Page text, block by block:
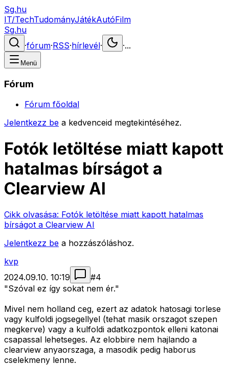
Sg.hu
IT/TechTudományJátékAutóFilm
Sg.hu
·fórum·RSS·hírlevél· ·...
Menü
Fórum
Fórum főoldal
Jelentkezz be a kedvenceid megtekintéséhez.
Fotók letöltése miatt kapott
hatalmas bírságot a
Clearview AI
Cikk olvasása: Fotók letöltése miatt kapott hatalmas
bírságot a Clearview AI
Jelentkezz be a hozzászóláshoz.
kvp
2024.09.10. 10:19
#4
"Szóval ez így sokat nem ér."
Mivel nem holland ceg, ezert az adatok hatosagi torlese
vagy kulfoldi jogsegellyel (tehat masik orszagot szepen
megkerve) vagy a kulfoldi adatkozpontok elleni katonai
csapassal lehetseges. Az elobbire nem hajlando a
clearview anyaorszaga, a masodik pedig haborus
cselekmeny lenne.